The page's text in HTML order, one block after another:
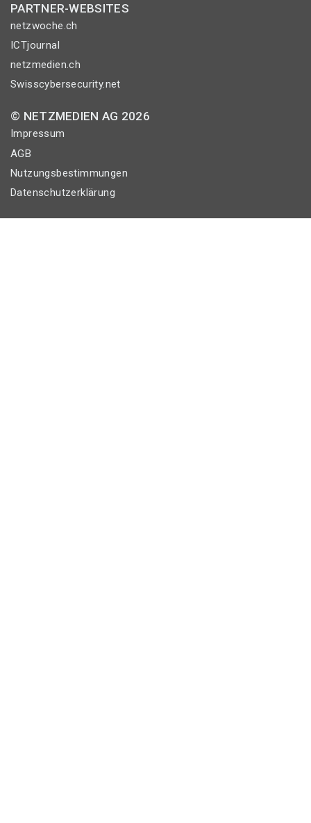
PARTNER-WEBSITES
netzwoche.ch
ICTjournal
netzmedien.ch
Swisscybersecurity.net
© NETZMEDIEN AG 2026
Impressum
AGB
Nutzungsbestimmungen
Datenschutzerklärung